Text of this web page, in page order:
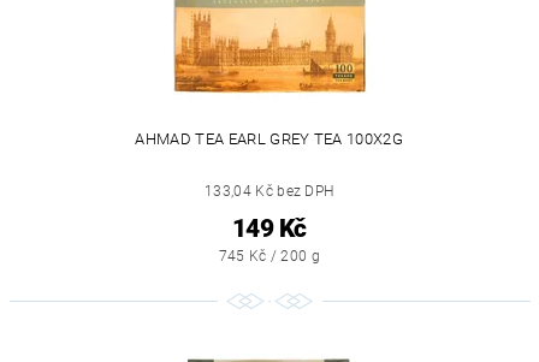
AHMAD TEA EARL GREY TEA 100X2G
133,04 Kč bez DPH
149 Kč
745 Kč / 200 g